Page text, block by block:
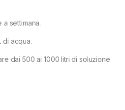
a settimana.
di acqua.
dai 500 ai 1000 litri di soluzione